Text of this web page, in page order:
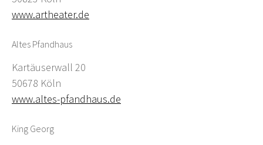
www.artheater.de
Altes Pfandhaus
Kartäuserwall 20
50678 Köln
www.altes-pfandhaus.de
King Georg